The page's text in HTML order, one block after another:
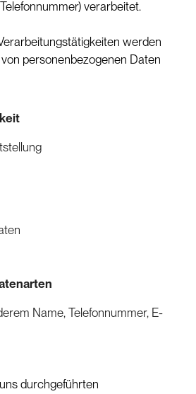
verarbeitet.
werden
personenbezogenen Daten
Name, Telefonnummer, E-
durchgeführten